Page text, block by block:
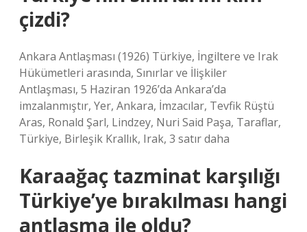
çizdi?
Ankara Antlaşması (1926) Türkiye, İngiltere ve Irak
Hükümetleri arasında, Sınırlar ve İlişkiler
Antlaşması, 5 Haziran 1926’da Ankara’da
imzalanmıştır, Yer, Ankara, İmzacılar, Tevfik Rüştü
Aras, Ronald Şarl, Lindzey, Nuri Said Paşa, Taraflar,
Türkiye, Birleşik Krallık, Irak, 3 satır daha
Karaağaç tazminat karşılığı
Türkiye’ye bırakılması hangi
antlaşma ile oldu?